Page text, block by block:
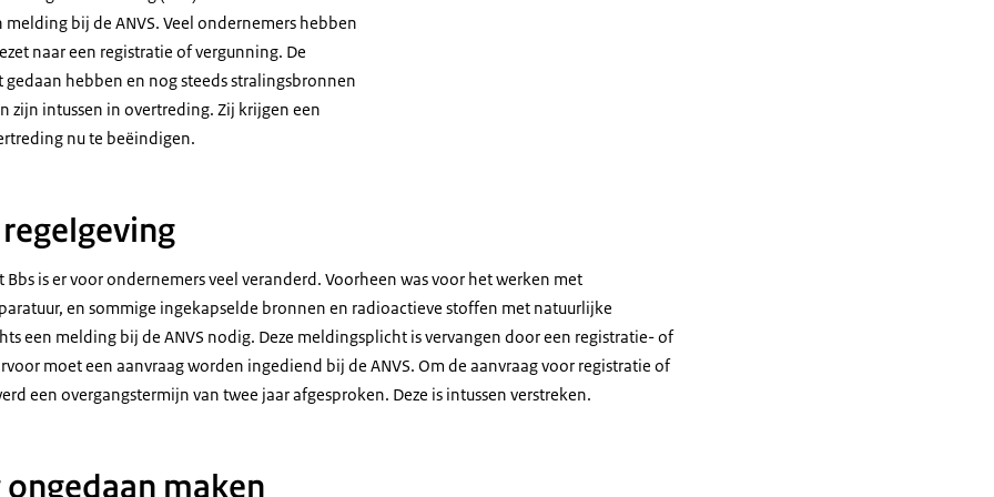
bij de ANVS. Veel ondernemers hebben
naar een registratie of vergunning. De
hebben en nog steeds stralingsbronnen
zijn intussen in overtreding. Zij krijgen een
nu te beëindigen.
is er voor ondernemers veel veranderd. Voorheen was voor het werken met
en sommige ingekapselde bronnen en radioactieve stoffen met natuurlijke
een melding bij de ANVS nodig. Deze meldingsplicht is vervangen door een registratie- of
moet een aanvraag worden ingediend bij de ANVS. Om de aanvraag voor registratie of
een overgangstermijn van twee jaar afgesproken. Deze is intussen verstreken.
maken